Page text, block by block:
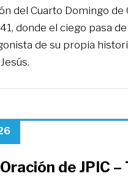
del Cuarto Domingo de
donde el ciego pasa
de su propia
de JPIC –